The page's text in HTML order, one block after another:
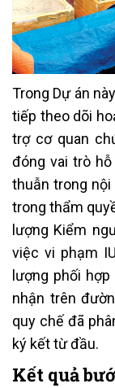
Trong Dự án
tiếp theo dõi
trợ cơ quan
đóng vai trò
thuẫn trong
trong thẩm
lượng Kiểm
việc vi phạm
lượng phối
nhận trên
quy chế đã
ký kết từ đầu.
Kết quả